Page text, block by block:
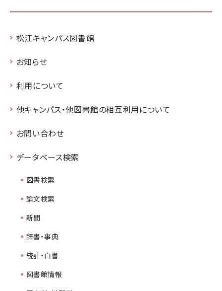
松江キャンパス図書館
お知らせ
利用について
他キャンパス・他図書館の相互利用について
お問い合わせ
データベース検索
図書検索
論文検索
新聞
辞書・事典
統計・白書
図書館情報